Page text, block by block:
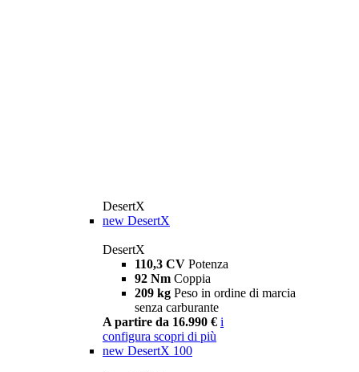
DesertX
new DesertX
DesertX
110,3 CV Potenza
92 Nm Coppia
209 kg Peso in ordine di marcia
senza carburante
A partire da 16.990 € i
configura scopri di più
new DesertX 100